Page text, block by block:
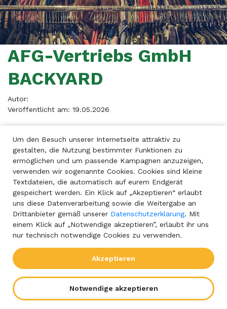
AFG-Vertriebs GmbH
BACKYARD
Autor:
Veröffentlicht am: 19.05.2026
Beitrag teilen
Um den Besuch unserer Internetseite attraktiv zu
gestalten, die Nutzung bestimmter Funktionen zu
ermöglichen und um passende Kampagnen anzuzeigen,
verwenden wir sogenannte Cookies. Cookies sind kleine
Textdateien, die automatisch auf eurem Endgerät
gespeichert werden. Ein Klick auf „Akzeptieren“ erlaubt
uns diese Datenverarbeitung sowie die Weitergabe an
Drittanbieter gemäß unserer Datenschutzerklärung. Mit
einem Klick auf „Notwendige akzeptieren”, erlaubt ihr uns
nur technisch notwendige Cookies zu verwenden.
Akzeptieren
Notwendige akzeptieren